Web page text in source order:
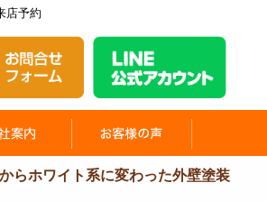
店予約
らホワイト系に変わった外壁塗装